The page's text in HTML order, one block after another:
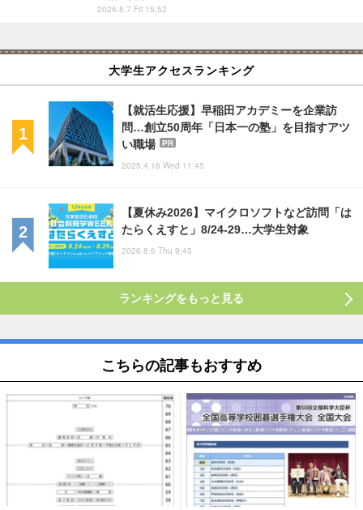
2026.8.7 Fri 15:52
大学生アクセスランキング
【就活生応援】早稲田アカデミーを企業訪
問…創立50周年「日本一の塾」を目指すアツ
い職場
PR
2025.4.16 Wed 11:45
【夏休み2026】マイクロソフトなど訪問「は
たらくえすと」8/24-29…大学生対象
2026.8.6 Thu 9:45
ランキングをもっと見る
こちらの記事もおすすめ